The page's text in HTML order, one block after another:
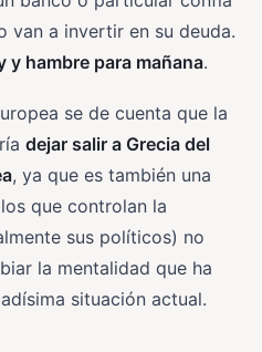
van a invertir en su deuda.
y hambre para mañana.
se de cuenta que la
dejar salir a Grecia del
, ya que es también una
que controlan la
sus políticos) no
la mentalidad que ha
situación actual.